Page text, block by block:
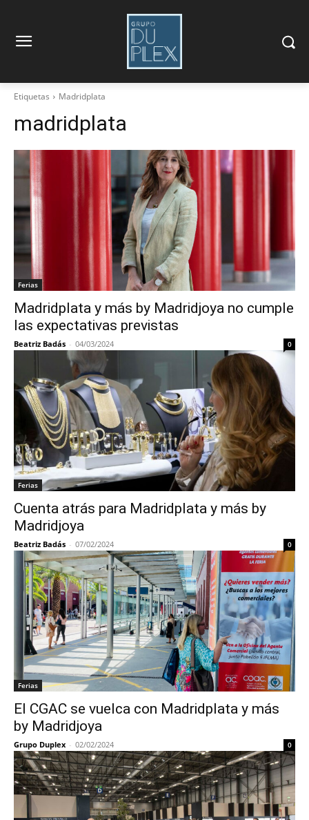
Etiquetas Madridplata
madridplata
Ferias
Madridplata y más by Madridjoya no cumple
las expectativas previstas
Beatriz Badás - 04/03/2024 0
Ferias
Cuenta atrás para Madridplata y más by
Madridjoya
Beatriz Badás - 07/02/2024 0
Ferias
El CGAC se vuelca con Madridplata y más
by Madridjoya
Grupo Duplex - 02/02/2024 0